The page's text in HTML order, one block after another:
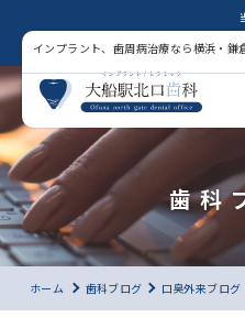
インプラント、歯周病治療なら横浜・
歯科
ホーム 歯科ブログ 口臭外来ブログ